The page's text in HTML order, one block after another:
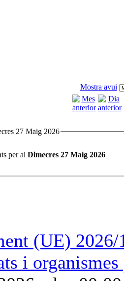
Mostra avui
27 Maig 2026
per al Dimecres 27 Maig 2026
(UE)
i